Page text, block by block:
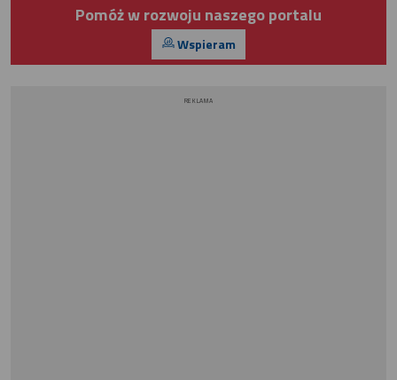
Pomóż w rozwoju naszego portalu
Wspieram
REKLAMA